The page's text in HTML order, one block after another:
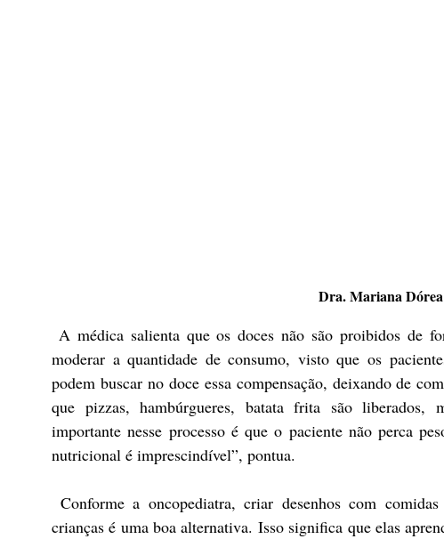
Dra. Mariana Dórea
moderar a quantidade de consumo, visto que os
podem buscar no doce essa compensação, deixando de
que pizzas, hambúrgueres, batata frita são liberados,
importante nesse processo é que o paciente não perca
nutricional é imprescindível”, pontua.
crianças é uma boa alternativa. Isso significa que elas